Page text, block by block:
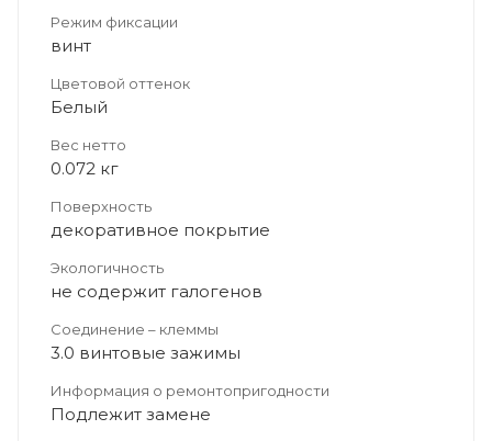
Режим фиксации
винт
Цветовой оттенок
Белый
Вес нетто
0.072 кг
Поверхность
декоративное покрытие
Экологичность
не содержит галогенов
Соединение – клеммы
3.0 винтовые зажимы
Информация о ремонтопригодности
Подлежит замене